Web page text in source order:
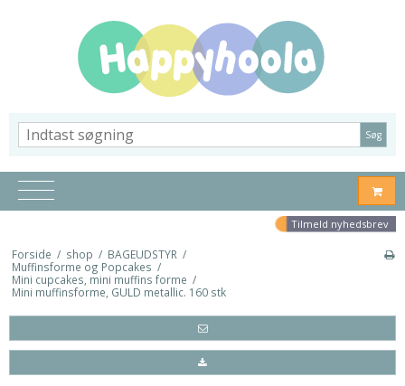
Søg
Tilmeld nyhedsbrev
Forside / shop / BAGEUDSTYR /
Muffinsforme og Popcakes /
Mini cupcakes, mini muffins forme /
Mini muffinsforme, GULD metallic. 160 stk